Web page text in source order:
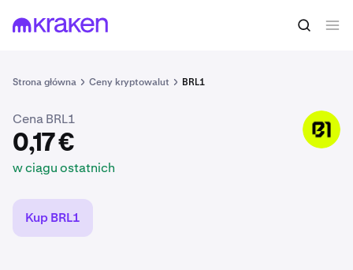
Strona główna Ceny kryptowalut BRL1
0,17 € Kup BRL1
Cena BRL1
0,17 €
w ciągu ostatnich
BRL1
Kup BRL1